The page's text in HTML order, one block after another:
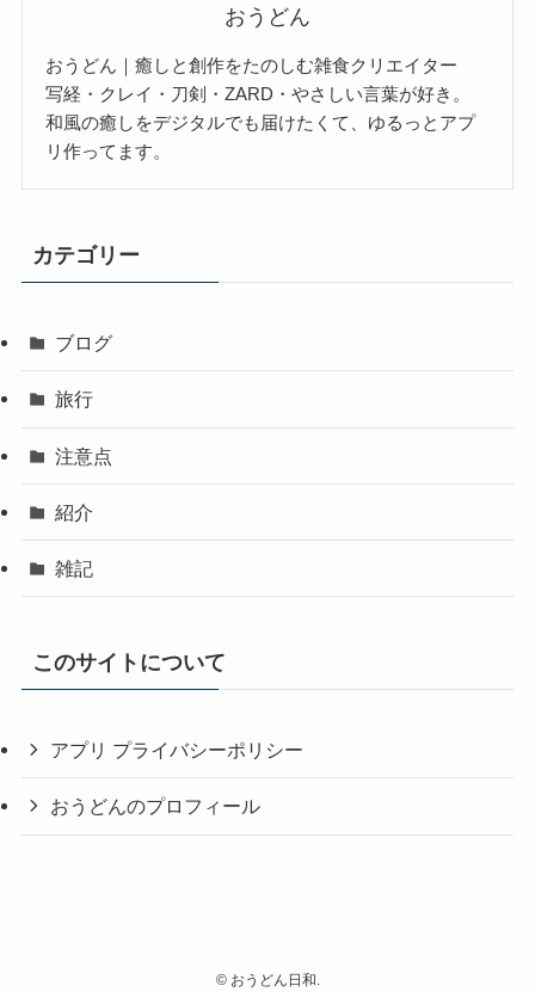
おうどん
おうどん｜癒しと創作をたのしむ雑食クリエイター
写経・クレイ・刀剣・ZARD・やさしい言葉が好き。
和風の癒しをデジタルでも届けたくて、ゆるっとアプ
リ作ってます。
カテゴリー
ブログ
旅行
注意点
紹介
雑記
このサイトについて
アプリ プライバシーポリシー
おうどんのプロフィール
©おうどん日和.